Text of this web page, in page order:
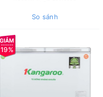
So sánh
19%